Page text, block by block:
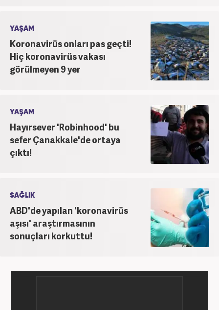
YAŞAM
Koronavirüs onları pas geçti!
Hiç koronavirüs vakası
görülmeyen 9 yer
YAŞAM
Hayırsever 'Robinhood' bu
sefer Çanakkale'de ortaya
çıktı!
SAĞLIK
ABD'de yapılan 'koronavirüs
aşısı' araştırmasının
sonuçları korkuttu!